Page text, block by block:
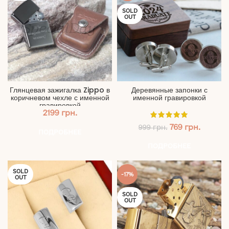
Глянцевая зажигалка Zippo в
коричневом чехле с именной
гравировкой
2199 грн.
SOLD
OUT
Деревянные запонки с
именной гравировкой
999грн. 769 грн.
SOLD
OUT
-17%
SOLD
OUT